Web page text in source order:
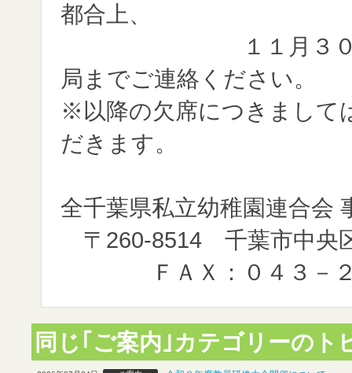
都合上、
１１月３０日（水
局までご連絡ください。
※以降の欠席につきまして
だきます。
全千葉県私立幼稚園連合
〒260-8514 千葉市中央
ＦＡＸ：０４３－２
同じ｢ご案内｣カテゴリーのト